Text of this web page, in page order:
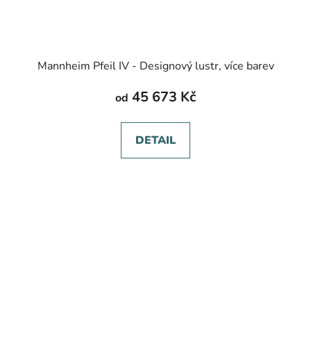
Mannheim Pfeil IV - Designový lustr, více barev
od 45 673 Kč
DETAIL